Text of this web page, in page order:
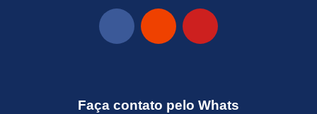
Faça contato pelo Whats